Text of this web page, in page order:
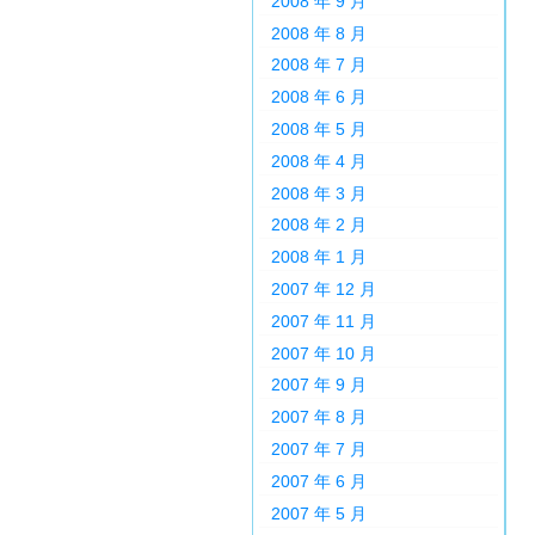
2008 年 8 月
2008 年 7 月
2008 年 6 月
2008 年 5 月
2008 年 4 月
2008 年 3 月
2008 年 2 月
2008 年 1 月
2007 年 12 月
2007 年 11 月
2007 年 10 月
2007 年 9 月
2007 年 8 月
2007 年 7 月
2007 年 6 月
2007 年 5 月